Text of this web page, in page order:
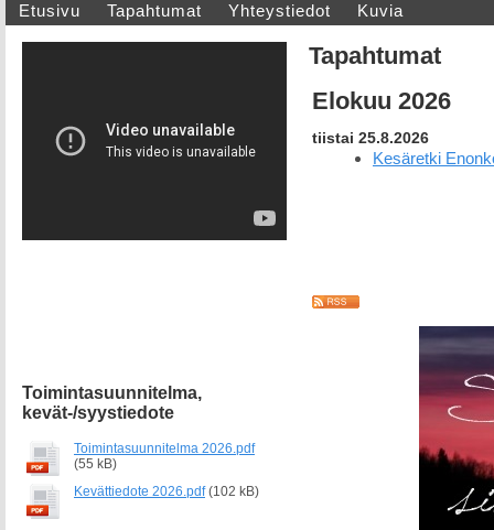
Etusivu Tapahtumat Yhteystiedot Kuvia
Tapahtumat
Elokuu 2026
tiistai 25.8.2026
Kesäretki
markkinointievästeiden
hyväksyminen ja selaimen
Toimintasuunnitelma,
kevät-/syystiedote
Toimintasuunnitelma 2026.pdf
(55 kB)
Kevättiedote 2026.pdf (102 kB)